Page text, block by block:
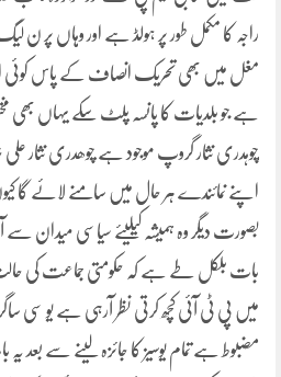
راجہ کا مکمل طور پر ہولڈ ہے اور وہاں پر ن
مغل میں بھی تحریک انصاف کے پاس کوئی
ہے جو بلدیات کا پانسہ پلٹ سکے یہاں
چوہدری نثار گروپ موجود ہے چوھدری نثار
اپنے نمائندے ہر حال میں سامنے لائے گا
بصورت دیگر وہ ہمیشہ کیلیئے سیاسی میدان
بات بلکل طے ہے کہ حکومتی جماعت کی حالت
میں پی ٹی آئی کچھ کرتی نظر آرہی ہے یو سی
مضبوط ہے تمام یوسیز کا جائزہ لینے سے